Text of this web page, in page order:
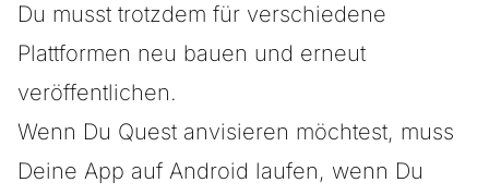
Du musst trotzdem für verschiedene
Plattformen neu bauen und erneut
veröffentlichen.
Wenn Du Quest anvisieren möchtest, muss
Deine App auf Android laufen, wenn Du